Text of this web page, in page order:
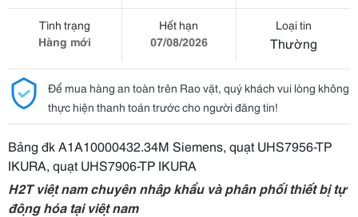
Tình trạng
Hàng mới
Hết hạn
07/08/2026
Loại tin
Thường
Để mua hàng an toàn trên Rao vặt, quý khách vui lòng không
thực hiện thanh toán trước cho người đăng tin!
Bảng đk A1A10000432.34M Siemens, quạt UHS7956-TP
IKURA, quạt UHS7906-TP IKURA
H2T việt nam chuyên nhập khẩu và phân phối thiết bị tự
động hóa tại việt nam